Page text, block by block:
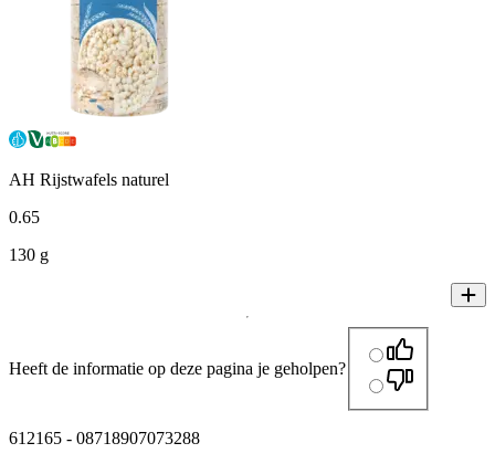
AH Rijstwafels naturel
0.65
130 g
Heeft de informatie op deze pagina je geholpen?
612165 - 08718907073288